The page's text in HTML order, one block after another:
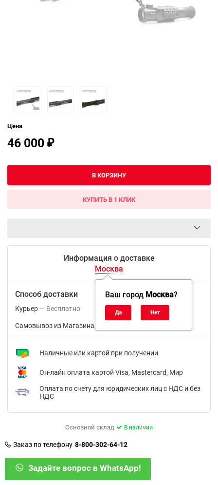
Цена
46 000 ₽
В КОРЗИНУ
КУПИТЬ В 1 КЛИК
Информация о доставке
Москва
Ваш город Москва?
Способ доставки
Курьер Бесплатно
Самовывоз из Магазина м.ВДНХ
Наличные или картой при получении
Он-лайн оплата картой Visa, Mastercard, Мир
Оплата по счету для юридических лиц с НДС и без
НДС
Основной склад В наличии
Заказ по телефону 8-800-302-64-12
Задайте вопрос в WhatsApp!